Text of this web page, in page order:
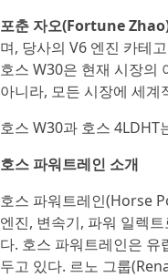
포춘 자오(Fortune
며, 당사의 V6 엔진 카테
호스 W30은 현재 시장의
아니라, 모든 시장에 세
호스 W30과 호스 4LDHT
호스 파워트레인 소개
호스 파워트레인(Horse
엔진, 변속기, 파워 일렉
다. 호스 파워트레인은
두고 있다. 르노 그룹